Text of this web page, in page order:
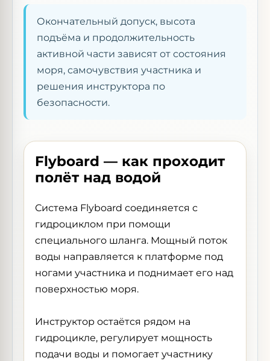
Окончательный допуск, высота
подъёма и продолжительность
активной части зависят от состояния
моря, самочувствия участника и
решения инструктора по
безопасности.
Flyboard — как проходит
полёт над водой
Система Flyboard соединяется с
гидроциклом при помощи
специального шланга. Мощный поток
воды направляется к платформе под
ногами участника и поднимает его над
поверхностью моря.
Инструктор остаётся рядом на
гидроцикле, регулирует мощность
подачи воды и помогает участнику